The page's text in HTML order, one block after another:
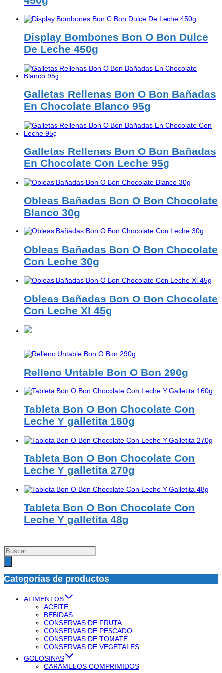
Display Bombones Bon O Bon Dulce
De Leche 450g
Galletas Rellenas Bon O Bon Bañadas
En Chocolate Blanco 95g
Galletas Rellenas Bon O Bon Bañadas
En Chocolate Con Leche 95g
Obleas Bañadas Bon O Bon Chocolate
Blanco 30g
Obleas Bañadas Bon O Bon Chocolate
Con Leche 30g
Obleas Bañadas Bon O Bon Chocolate
Con Leche Xl 45g
Relleno Untable Bon O Bon 290g
Tableta Bon O Bon Chocolate Con
Leche Y galletita 160g
Tableta Bon O Bon Chocolate Con
Leche Y galletita 270g
Tableta Bon O Bon Chocolate Con
Leche Y galletita 48g
Búsqueda
de
productos
Categorías de productos
ALIMENTOS
ACEITE
BEBIDAS
CONSERVAS DE FRUTA
CONSERVAS DE PESCADO
CONSERVAS DE TOMATE
CONSERVAS DE VEGETALES
GOLOSINAS
CARAMELOS COMPRIMIDOS